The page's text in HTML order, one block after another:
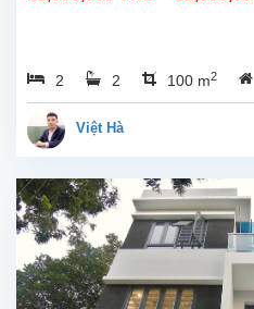
2 2 100 m2
Việt Hà